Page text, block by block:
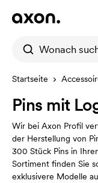
Startseite
Pins mit
Wir bei Axon Profil
der Herstellung von
300 Stück Pins in
Sortiment finden Sie
exklusivere Modelle